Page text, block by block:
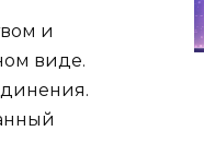
и
виде.